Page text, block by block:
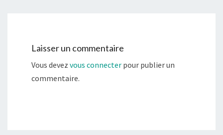
Laisser un commentaire
Vous devez vous connecter pour publier un
commentaire.